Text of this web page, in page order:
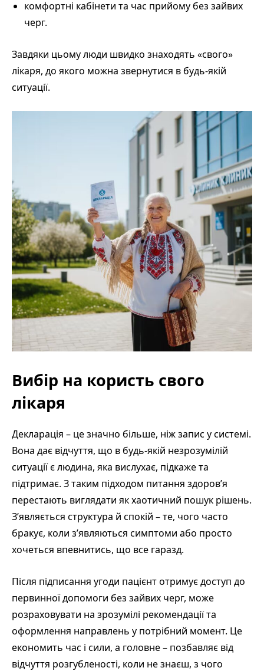
комфортні кабінети та час прийому без зайвих
черг.
Завдяки цьому люди швидко знаходять «свого»
лікаря, до якого можна звернутися в будь-якій
ситуації.
Вибір на користь свого
лікаря
Декларація – це значно більше, ніж запис у системі.
Вона дає відчуття, що в будь-якій незрозумілій
ситуації є людина, яка вислухає, підкаже та
підтримає. З таким підходом питання здоров’я
перестають виглядати як хаотичний пошук рішень.
З’являється структура й спокій – те, чого часто
бракує, коли з’являються симптоми або просто
хочеться впевнитись, що все гаразд.
Після підписання угоди пацієнт отримує доступ до
первинної допомоги без зайвих черг, може
розраховувати на зрозумілі рекомендації та
оформлення направлень у потрібний момент. Це
економить час і сили, а головне – позбавляє від
відчуття розгубленості, коли не знаєш, з чого